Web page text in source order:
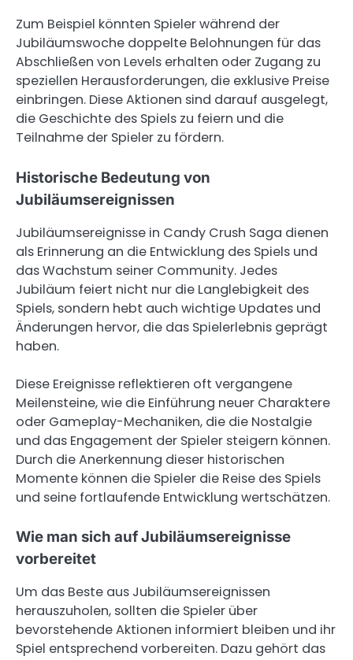
Zum Beispiel könnten Spieler während der
Jubiläumswoche doppelte Belohnungen für das
Abschließen von Levels erhalten oder Zugang zu
speziellen Herausforderungen, die exklusive Preise
einbringen. Diese Aktionen sind darauf ausgelegt,
die Geschichte des Spiels zu feiern und die
Teilnahme der Spieler zu fördern.
Historische Bedeutung von
Jubiläumsereignissen
Jubiläumsereignisse in Candy Crush Saga dienen
als Erinnerung an die Entwicklung des Spiels und
das Wachstum seiner Community. Jedes
Jubiläum feiert nicht nur die Langlebigkeit des
Spiels, sondern hebt auch wichtige Updates und
Änderungen hervor, die das Spielerlebnis geprägt
haben.
Diese Ereignisse reflektieren oft vergangene
Meilensteine, wie die Einführung neuer Charaktere
oder Gameplay-Mechaniken, die die Nostalgie
und das Engagement der Spieler steigern können.
Durch die Anerkennung dieser historischen
Momente können die Spieler die Reise des Spiels
und seine fortlaufende Entwicklung wertschätzen.
Wie man sich auf Jubiläumsereignisse
vorbereitet
Um das Beste aus Jubiläumsereignissen
herauszuholen, sollten die Spieler über
bevorstehende Aktionen informiert bleiben und ihr
Spiel entsprechend vorbereiten. Dazu gehört das